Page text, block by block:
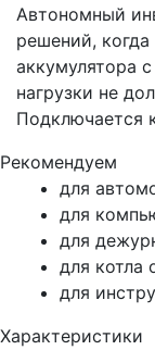
Автономный
решений,
аккумулятора
нагрузки не
Подключается
Рекомендуем
для
для
для
для котла
для
Характеристики